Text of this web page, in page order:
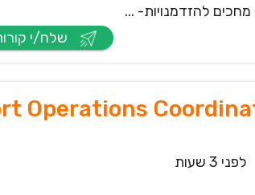
Operations
לפני 3 שעות